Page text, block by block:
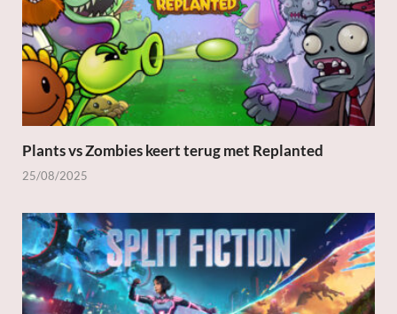
Plants vs Zombies keert terug met Replanted
25/08/2025